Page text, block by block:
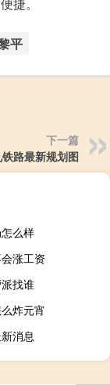
平
下一篇
路最新规划图
么样
涨工资
找谁
炸元宵
消息